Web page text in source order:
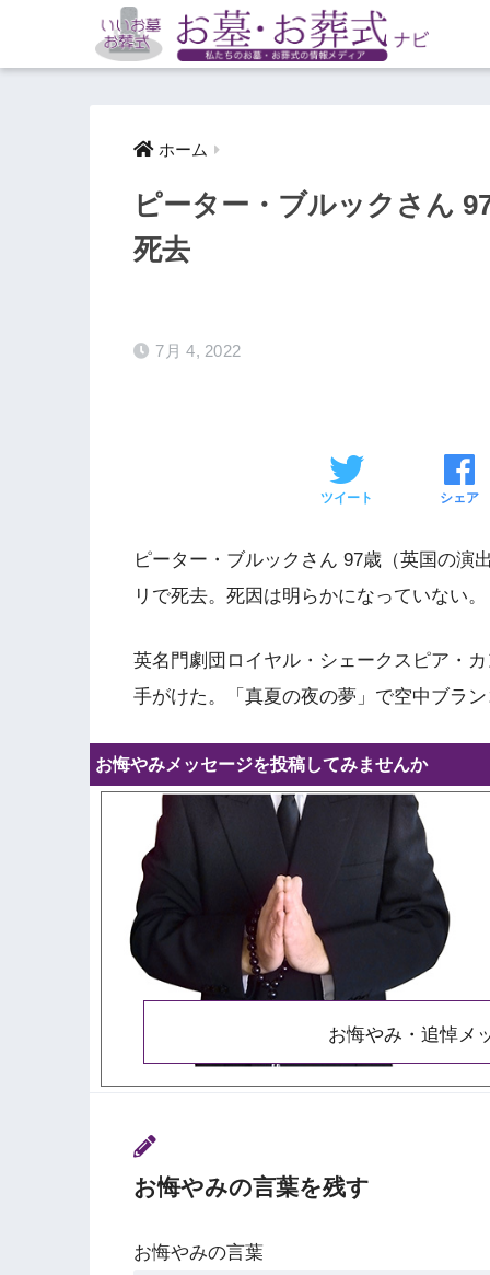
ホーム
ピーター・ブルックさん
死去
7月 4, 2022
ツイート シェア
ピーター・ブルックさん 97歳（英国の演
リで死去。死因は明らかになっていない。
英名門劇団ロイヤル・シェークスピア・
手がけた。「真夏の夜の夢」で空中ブラ
お悔やみメッセージを投稿してみませんか
お悔やみ・追悼メ
お悔やみの言葉を残す
お悔やみの言葉